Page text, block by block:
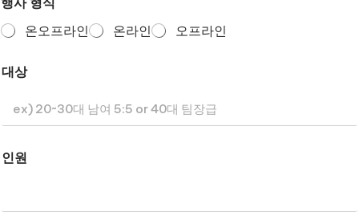
온오프라인
온라인 오프라인
대상
인원